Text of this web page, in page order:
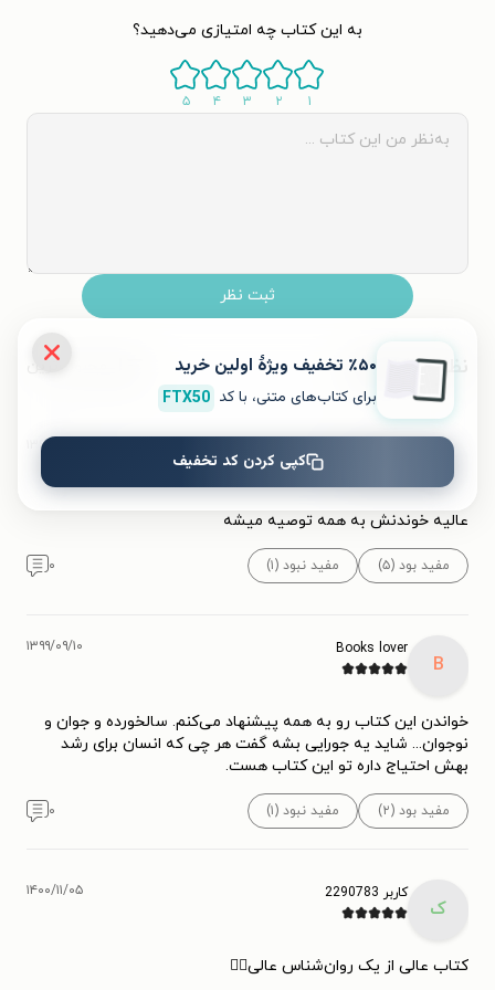
به این کتاب چه امتیازی می‌دهید؟
۱ ۲ ۳ ۴ ۵
ثبت نظر
نظرات کاربران محبوب‌ترین
۱۳۹۹/۰۹/۱۳
عالیه خوندنش به همه توصیه میشه
مفید بود (۵) مفید نبود (۱) ۰
B
Books lover ۱۳۹۹/۰۹/۱۰
خواندن این کتاب رو به همه پیشنهاد می‌کنم. سالخورده و جوان و
نوجوان... شاید یه جورایی بشه گفت هر چی که انسان برای رشد
بهش احتیاج داره تو این کتاب هست.
مفید بود (۲) مفید نبود (۱) ۰
ک
کاربر 2290783 ۱۴۰۰/۱۱/۰۵
کتاب عالی از یک روان‌شناس عالی👌🏼
٪۵۰ تخفیف ویژۀ اولین خرید
برای کتاب‌های متنی، با کد FTX50
کپی کردن کد تخفیف